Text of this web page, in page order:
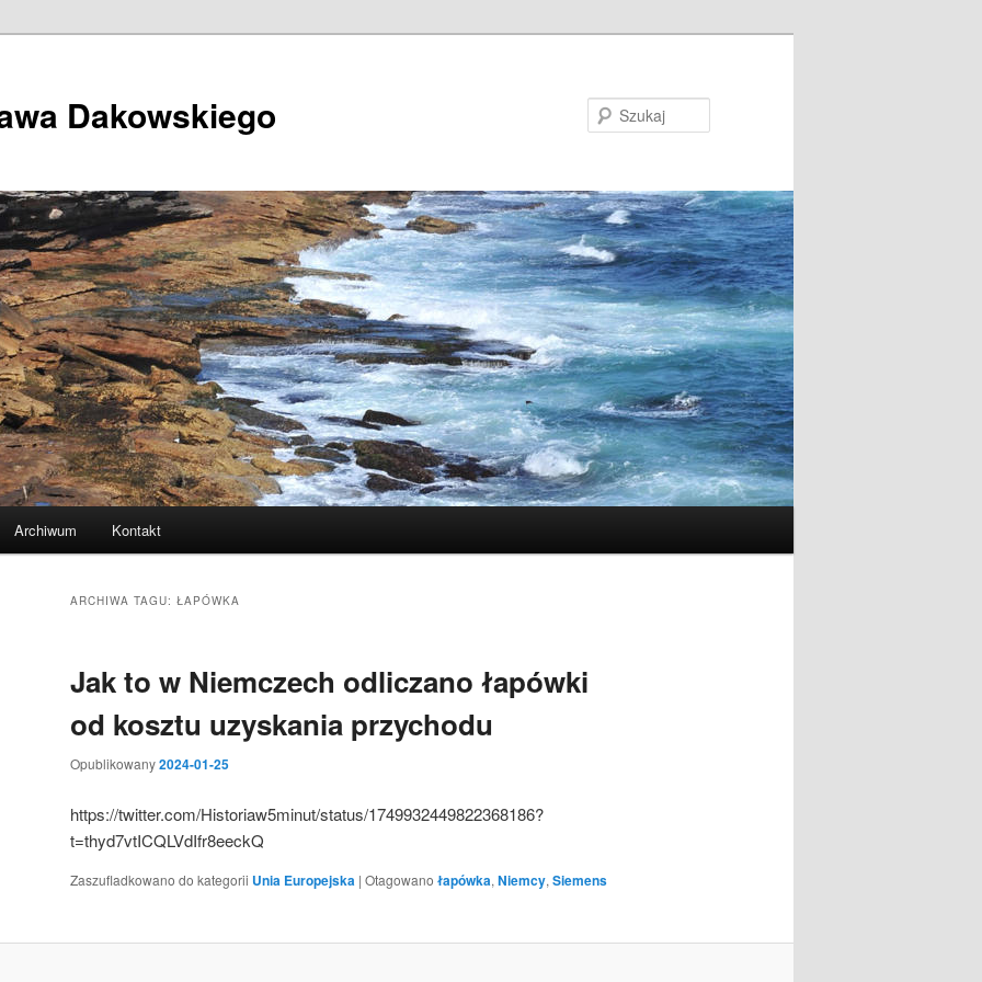
Dakowskiego
Archiwum Kontakt
ARCHIWA TAGU: ŁAPÓWKA
Jak to w Niemczech odliczano łapówki
od kosztu uzyskania przychodu
Opublikowany2024-01-25
https://twitter.com/Historiaw5minut/status/1749932449822368186?
t=thyd7vtICQLVdIfr8eeckQ
Zaszufladkowano do kategorii Unia Europejska | Otagowano łapówka, Niemcy, Siemens